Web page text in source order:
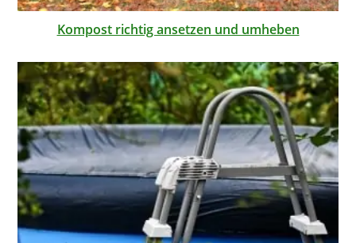
Kompost richtig ansetzen und umheben